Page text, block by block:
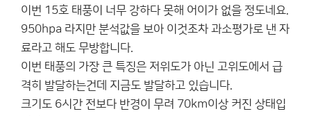
이번 15호 태풍이 너무 강하다 못해 어이가 없을 정도네요.
950hpa 라지만 분석값을 보아 이것조차 과소평가로 낸 자
료라고 해도 무방합니다.
이번 태풍의 가장 큰 특징은 저위도가 아닌 고위도에서 급
격히 발달하는건데 지금도 발달하고 있습니다.
크기도 6시간 전보다 반경이 무려 70km이상 커진 상태입